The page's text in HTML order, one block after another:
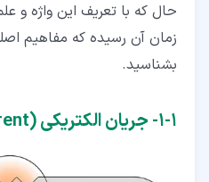
حال که با تعریف این واژه و
زمان آن رسیده که مفاهیم
بشناسید.
۱‏-‏۱‏- جریان الکتریکی (Current)